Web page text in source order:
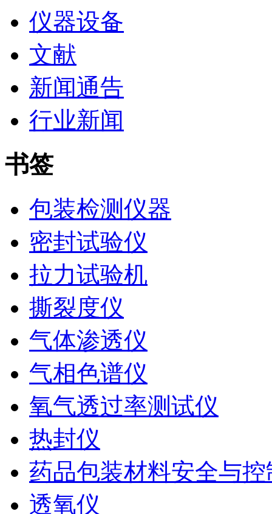
仪器设备
文献
新闻通告
行业新闻
书签
包装检测仪器
密封试验仪
拉力试验机
撕裂度仪
气体渗透仪
气相色谱仪
氧气透过率测试仪
热封仪
药品包装材料安全与
透氧仪